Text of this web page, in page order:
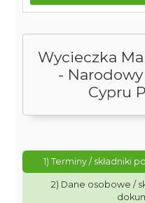
Wycieczka
-
Cypru
1) Terminy / składniki
2) Dane osobowe /